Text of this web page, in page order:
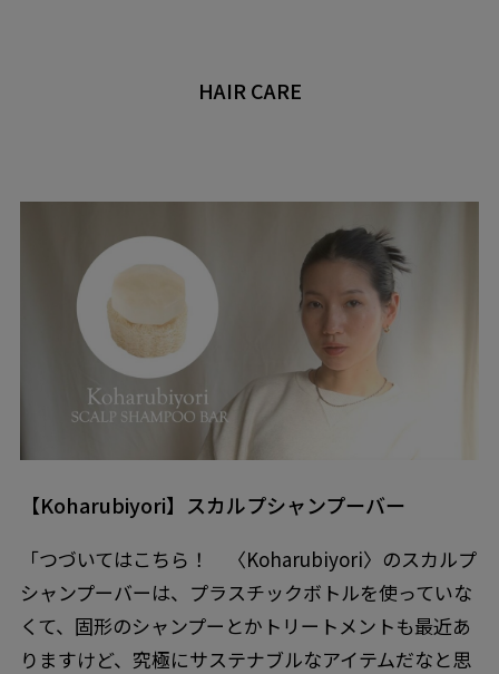
HAIR CARE
【Koharubiyori】スカルプシャンプーバー
「つづいてはこちら！ 〈Koharubiyori〉のスカルプ
シャンプーバーは、プラスチックボトルを使っていな
くて、固形のシャンプーとかトリートメントも最近あ
りますけど、究極にサステナブルなアイテムだなと思